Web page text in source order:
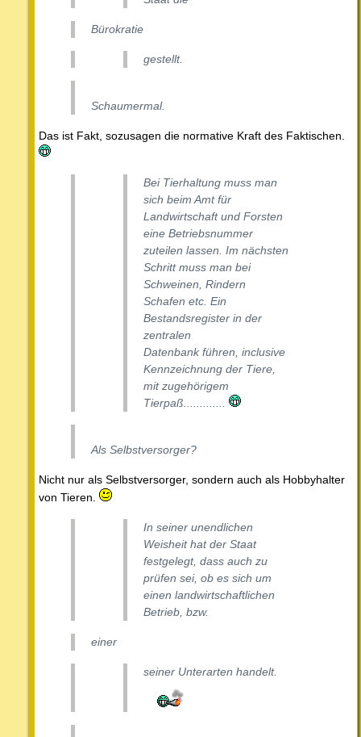
Bürokratie
gestellt.
Schaumermal.
Das ist Fakt, sozusagen die normative Kraft des Faktischen.
Bei Tierhaltung muss man
sich beim Amt für
Landwirtschaft und Forsten
eine Betriebsnummer
zuteilen lassen. Im nächsten
Schritt muss man bei
Schweinen, Rindern
Schafen etc. Ein
Bestandsregister in der
zentralen
Datenbank führen, inclusive
Kennzeichnung der Tiere,
mit zugehörigem
Tierpaß.............
Als Selbstversorger?
Nicht nur als Selbstversorger, sondern auch als Hobbyhalter
von Tieren.
In seiner unendlichen
Weisheit hat der Staat
festgelegt, dass auch zu
prüfen sei, ob es sich um
einen landwirtschaftlichen
Betrieb, bzw.
einer
seiner Unterarten handelt.